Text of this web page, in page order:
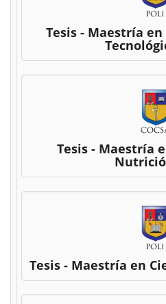
Tesis - Maestría
Tesis - Maestría
Tesis - Maestría en